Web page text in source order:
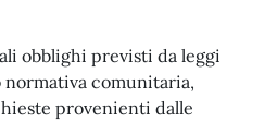
obblighi previsti da leggi
comunitaria,
provenienti dalle